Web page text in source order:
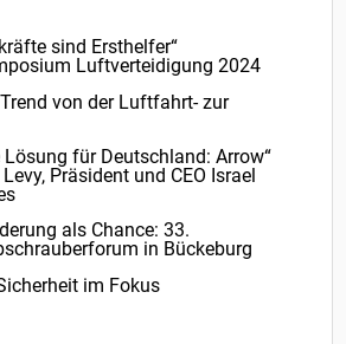
sind Ersthelfer“
Luftverteidigung 2024
von der Luftfahrt- zur
für Deutschland: Arrow“
Präsident und CEO Israel
als Chance: 33.
in Bückeburg
im Fokus